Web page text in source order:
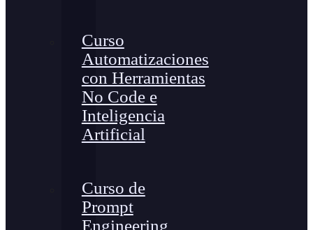
Curso
Automatizaciones
con Herramientas
No Code e
Inteligencia
Artificial
Curso de
Prompt
Engineering